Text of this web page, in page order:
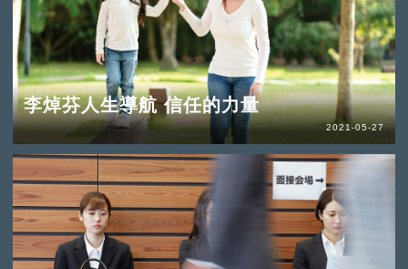
李焯芬人生導航 信任的力量
2021-05-27